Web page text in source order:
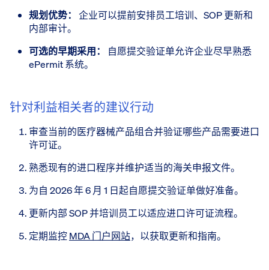
规划优势： 企业可以提前安排员工培训、SOP 更新和
内部审计。
可选的早期采用：
自愿提交验证单允许企业尽早熟悉
ePermit 系统。
针对利益相关者的建议行动
审查当前的医疗器械产品组合并验证哪些产品需要进口
许可证。
熟悉现有的进口程序并维护适当的海关申报文件。
为自 2026 年 6 月 1 日起自愿提交验证单做好准备。
更新内部 SOP 并培训员工以适应进口许可证流程。
定期监控MDA 门户网站，以获取更新和指南。